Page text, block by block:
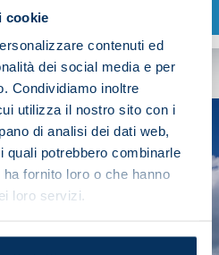
cookie
contenuti ed
dei social media e per
Condividiamo inoltre
utilizza il nostro sito con i
di analisi dei dati web,
quali potrebbero combinarle
fornito loro o che hanno
loro servizi.